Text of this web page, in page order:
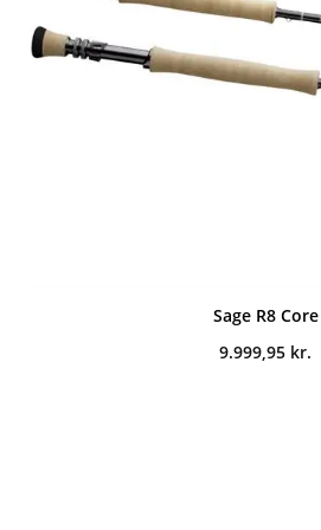
Sage R8 Core
9.999,95 kr.